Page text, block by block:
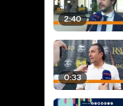
2:40
0:33